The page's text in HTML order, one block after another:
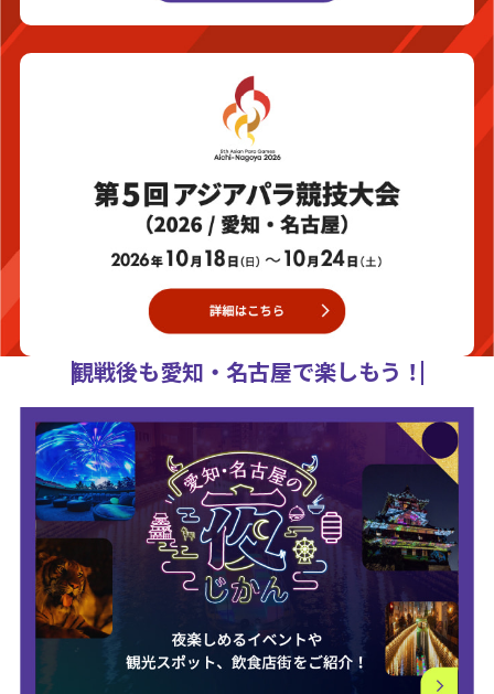
観戦後も愛知・名古屋で楽しもう！